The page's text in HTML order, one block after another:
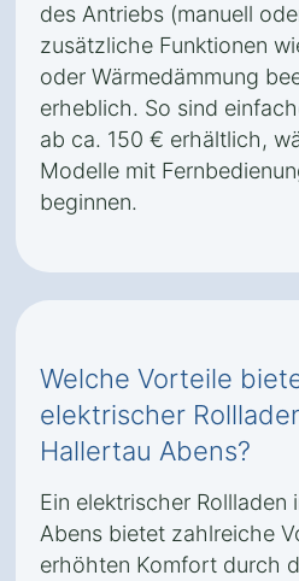
des Antriebs (manuell
zusätzliche Funktionen
oder Wärmedämmung
erheblich. So sind
ab ca. 150 € erhältlich,
Modelle mit
beginnen.
Welche Vorteile
elektrischer
Hallertau Abens?
Ein elektrischer Rollladen
Abens bietet zahlreiche
erhöhten Komfort durch